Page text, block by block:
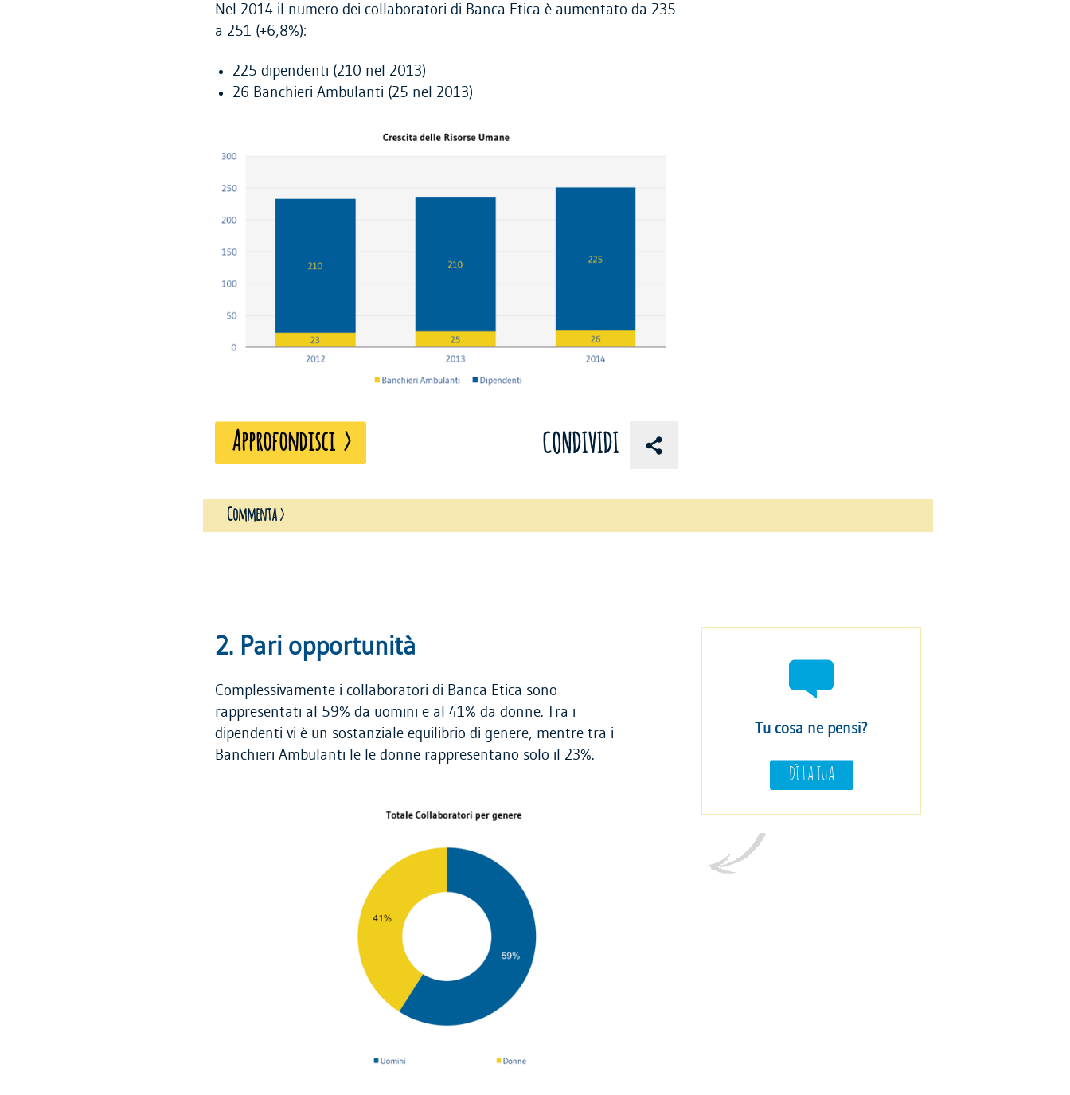
Nel 2014 il numero dei collaboratori di Banca Etica è aumentato da 235
a 251 (+6,8%):
225 dipendenti (210 nel 2013)
26 Banchieri Ambulanti (25 nel 2013)
Approfondisci > CONDIVIDI
Commenta >
2. Pari opportunità
Complessivamente i collaboratori di Banca Etica sono
rappresentati al 59% da uomini e al 41% da donne. Tra i
dipendenti vi è un sostanziale equilibrio di genere, mentre tra i
Banchieri Ambulanti le le donne rappresentano solo il 23%.
Tu cosa ne pensi?
DÌ LA TUA